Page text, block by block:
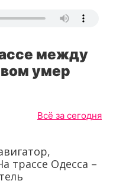
между
умер
Всё за сегодня
трассе Одесса –